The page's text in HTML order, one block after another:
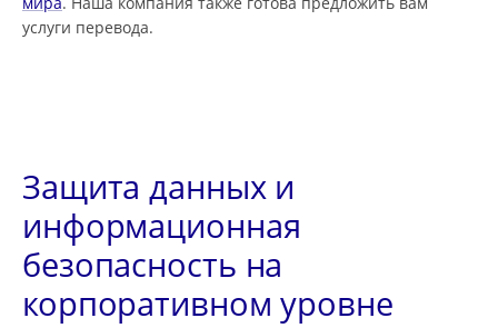
услуги перевода.
Защита данных и
информационная
безопасность на
корпоративном уровне